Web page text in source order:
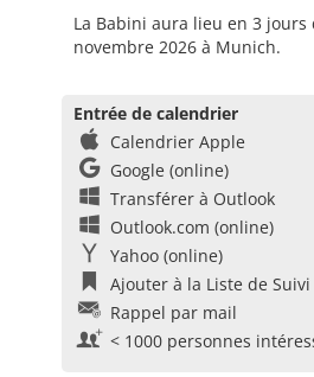
La Babini aura lieu en 3
novembre 2026 à Munich.
Entrée de calendrier
Calendrier Apple
Google (online)
Transférer à Outlook
Outlook.com (online)
Yahoo (online)
Ajouter à la Liste de Suivi
Rappel par mail
< 1000 personnes